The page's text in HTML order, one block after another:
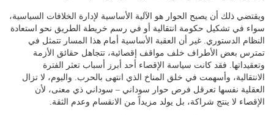
ويقتضي ذلك أن يصبح الحوار هو الآلية الأساسية لإدارة الخلافات السياسية،
سواء في تشكيل حكومة انتقالية أو في رسم خريطة الطريق نحو استعادة
النظام الدستوري. غير أن العقبة الأساسية أمام هذا المسار تتمثل في
تمترس بعض الأطراف خلف مواقف إقصائية، تتجاهل حقائق الأزمة
وتعقيداتها. فقد كانت سياسة الإقصاء أحد أبرز أسباب تعثر الفترة
الانتقالية، وأسهمت في خلق المناخ الذي انتهى بالحرب. واليوم، لا تزال
العقلية نفسها تعرقل فرص حوار سوداني – سوداني ذي معنى، لأن
الإقصاء لا ينتج شراكة، بل يولد مزيداً من الانقسام وعدم الثقة.